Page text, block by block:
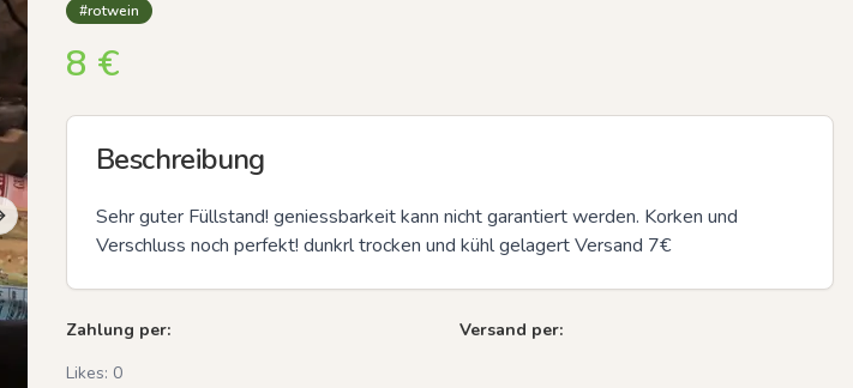
slide Previous slide
#rotwein
8 €
Beschreibung
Sehr guter Füllstand! geniessbarkeit kann nicht garantiert werden. Korken und
Verschluss noch perfekt! dunkrl trocken und kühl gelagert Versand 7€
Zahlung per:
Versand per:
Likes: 0